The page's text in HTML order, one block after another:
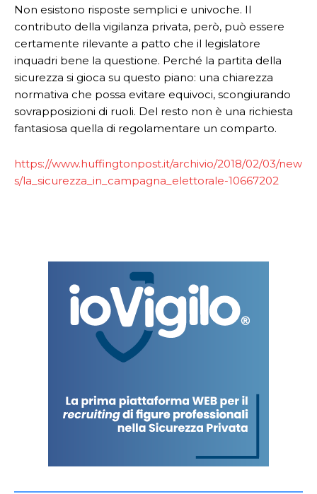
Non esistono risposte semplici e univoche. Il
contributo della vigilanza privata, però, può essere
certamente rilevante a patto che il legislatore
inquadri bene la questione. Perché la partita della
sicurezza si gioca su questo piano: una chiarezza
normativa che possa evitare equivoci, scongiurando
sovrapposizioni di ruoli. Del resto non è una richiesta
fantasiosa quella di regolamentare un comparto.
https://www.huffingtonpost.it/archivio/2018/02/03/new
s/la_sicurezza_in_campagna_elettorale-10667202